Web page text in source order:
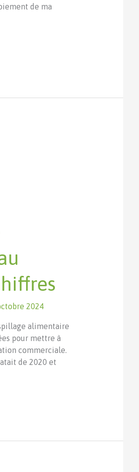
de ma
2024
alimentaire
pour mettre à
commerciale.
de 2020 et